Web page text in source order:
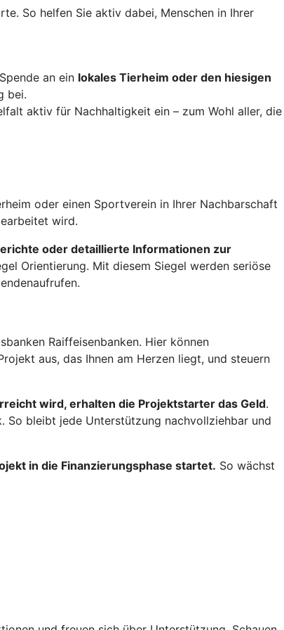
So helfen Sie aktiv dabei, Menschen in Ihrer
an ein lokales Tierheim oder den hiesigen
bei.
aktiv für Nachhaltigkeit ein – zum Wohl aller, die
oder einen Sportverein in Ihrer Nachbarschaft
wird.
oder detaillierte Informationen zur
Orientierung. Mit diesem Siegel werden seriöse
Raiffeisenbanken. Hier können
aus, das Ihnen am Herzen liegt, und steuern
wird, erhalten die Projektstarter das Geld.
bleibt jede Unterstützung nachvollziehbar und
in die Finanzierungsphase startet. So wächst